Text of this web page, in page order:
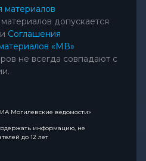
материалов
допускается
Соглашения
«МВ»
не всегда совпадают с
Могилевские ведомости»
информацию, не
до 12 лет